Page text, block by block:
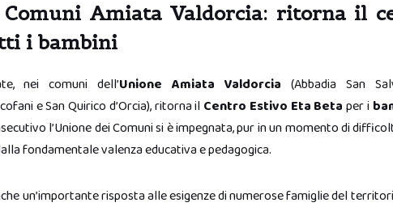
Comuni Amiata Valdorcia: ritorna il
i bambini
nei comuni dell’Unione Amiata Valdorcia (Abbadia San
e San Quirico d’Orcia), ritorna il Centro Estivo Eta Beta per i
l’Unione dei Comuni si è impegnata, pur in un momento di
fondamentale valenza educativa e pedagogica.
un’importante risposta alle esigenze di numerose famiglie del